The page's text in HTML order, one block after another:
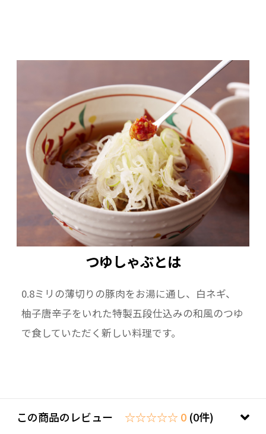
つゆしゃぶとは
0.8ミリの薄切りの豚肉をお湯に通し、白ネギ、
柚子唐辛子をいれた特製五段仕込みの和風のつゆ
で食していただく新しい料理です。
この商品のレビュー ☆☆☆☆☆ 0 (0件)